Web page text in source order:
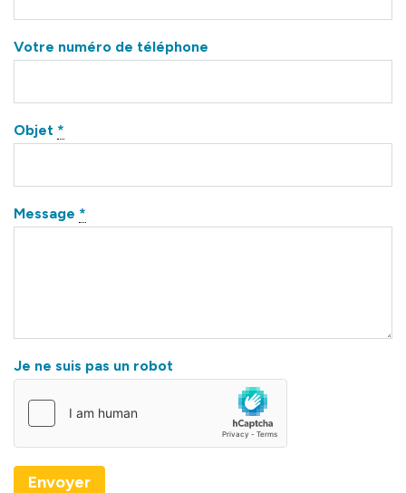
Votre numéro de téléphone
Objet *
Message *
Je ne suis pas un robot
Envoyer